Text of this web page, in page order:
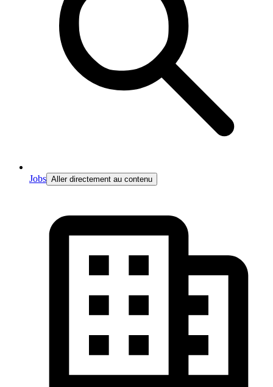
Jobs Aller directement au contenu